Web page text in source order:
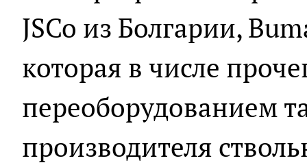
JSCo из Болгарии,
которая в числе
переоборудованием
производителя